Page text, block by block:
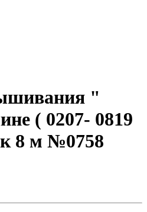
"
( 0207- 0819
8 м №0758